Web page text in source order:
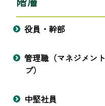
役員・幹部
管理職（マネジメン
プ）
中堅社員